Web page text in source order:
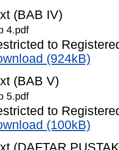
(BAB IV)
4.pdf
to
(924kB)
(BAB V)
5.pdf
to
(100kB)